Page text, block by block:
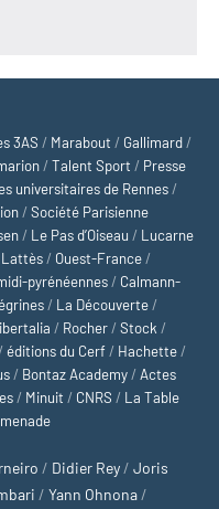
3AS / Marabout / Gallimard /
/Talent Sport / Presse
universitaires de Rennes /
/Société Parisienne
/ Le Pas d’Oiseau / Lucarne
/ Ouest-France /
pyrénéennes / Calmann-
/ La Découverte /
/ Rocher /Stock /
/éditions du Cerf / Hachette /
/ Bontaz Academy / Actes
/ Minuit / CNRS / La Table
/ Didier Rey / Joris
/ Yann Ohnona /